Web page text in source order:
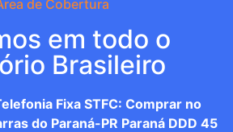
de Cobertura
em todo o
Brasileiro
Fixa STFC: Comprar no
do Paraná-PR Paraná DDD 45